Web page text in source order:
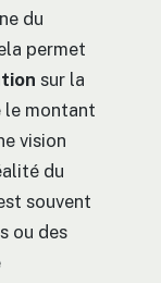
du
permet
sur la
le montant
vision
du
souvent
ou des